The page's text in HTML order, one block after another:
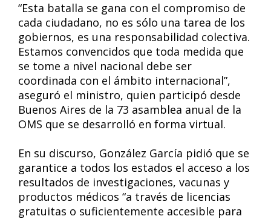
“Esta batalla se gana con el compromiso de
cada ciudadano, no es sólo una tarea de los
gobiernos, es una responsabilidad colectiva.
Estamos convencidos que toda medida que
se tome a nivel nacional debe ser
coordinada con el ámbito internacional”,
aseguró el ministro, quien participó desde
Buenos Aires de la 73 asamblea anual de la
OMS que se desarrolló en forma virtual.
En su discurso, González García pidió que se
garantice a todos los estados el acceso a los
resultados de investigaciones, vacunas y
productos médicos “a través de licencias
gratuitas o suficientemente accesible para